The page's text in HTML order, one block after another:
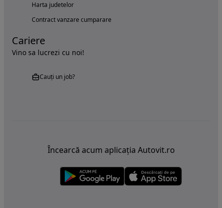
Harta judetelor
Contract vanzare cumparare
Cariere
Vino sa lucrezi cu noi!
Cauți un job?
Încearcă acum aplicația Autovit.ro